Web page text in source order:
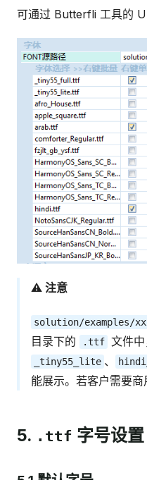
可通过 Butterfli 工具的
⚠️ 注意
solution/examples/
目录下的 .ttf 文件
_tiny55_lite 、
能展示。若客户需要商
5. .ttf 字号设置